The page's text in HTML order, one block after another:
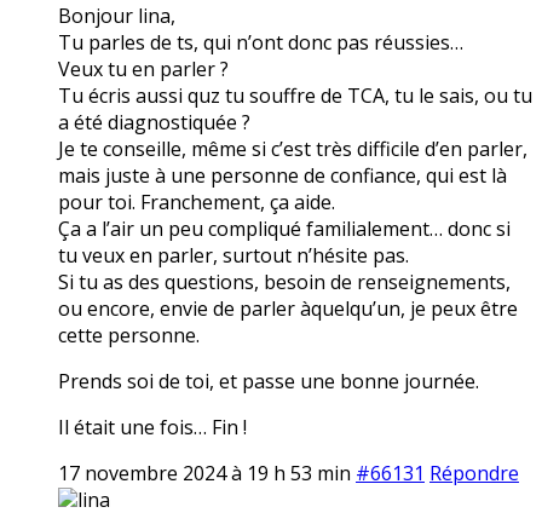
Bonjour lina,
Tu parles de ts, qui n’ont donc pas réussies…
Veux tu en parler ?
Tu écris aussi quz tu souffre de TCA, tu le sais, ou tu
a été diagnostiquée ?
Je te conseille, même si c’est très difficile d’en parler,
mais juste à une personne de confiance, qui est là
pour toi. Franchement, ça aide.
Ça a l’air un peu compliqué familialement… donc si
tu veux en parler, surtout n’hésite pas.
Si tu as des questions, besoin de renseignements,
ou encore, envie de parler àquelqu’un, je peux être
cette personne.
Prends soi de toi, et passe une bonne journée.
Il était une fois… Fin !
17 novembre 2024 à 19 h 53 min #66131 Répondre
lina